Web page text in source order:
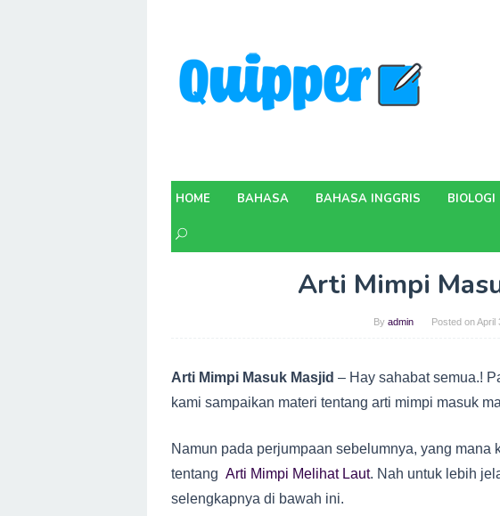
content
HOME BAHASA BAHASA INGGRIS BIOLOGI
Arti Mimpi
By admin Posted onApril
Arti Mimpi Masuk Masjid – Hay sahabat semua.!
kami sampaikan materi tentang arti mimpi masuk
Namun pada perjumpaan sebelumnya, yang mana
tentang Arti Mimpi Melihat Laut. Nah untuk lebih
selengkapnya di bawah ini.